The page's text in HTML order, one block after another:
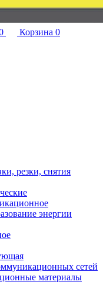
Корзина 0
резки, снятия
энергии
сетей
материалы